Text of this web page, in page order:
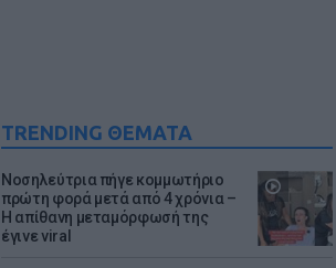
TRENDING ΘΕΜΑΤΑ
Νοσηλεύτρια πήγε κομμωτήριο
πρώτη φορά μετά από 4 χρόνια –
Η απίθανη μεταμόρφωσή της
έγινε viral